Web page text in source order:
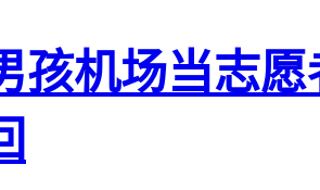
孩机场当志